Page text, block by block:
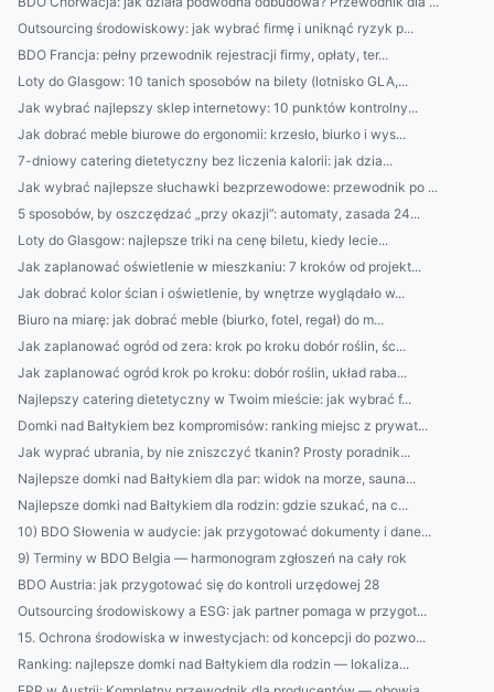
Outsourcing środowiskowy: jak wybrać firmę i uniknąć ryzyk p...
BDO Francja: pełny przewodnik rejestracji firmy, opłaty, ter...
Loty do Glasgow: 10 tanich sposobów na bilety (lotnisko GLA,...
Jak wybrać najlepszy sklep internetowy: 10 punktów kontrolny...
Jak dobrać meble biurowe do ergonomii: krzesło, biurko i wys...
7-dniowy catering dietetyczny bez liczenia kalorii: jak dzia...
Jak wybrać najlepsze słuchawki bezprzewodowe: przewodnik po ...
5 sposobów, by oszczędzać „przy okazji”: automaty, zasada 24...
Loty do Glasgow: najlepsze triki na cenę biletu, kiedy lecie...
Jak zaplanować oświetlenie w mieszkaniu: 7 kroków od projekt...
Jak dobrać kolor ścian i oświetlenie, by wnętrze wyglądało w...
Biuro na miarę: jak dobrać meble (biurko, fotel, regał) do m...
Jak zaplanować ogród od zera: krok po kroku dobór roślin, śc...
Jak zaplanować ogród krok po kroku: dobór roślin, układ raba...
Najlepszy catering dietetyczny w Twoim mieście: jak wybrać f...
Domki nad Bałtykiem bez kompromisów: ranking miejsc z prywat...
Jak wyprać ubrania, by nie zniszczyć tkanin? Prosty poradnik...
Najlepsze domki nad Bałtykiem dla par: widok na morze, sauna...
Najlepsze domki nad Bałtykiem dla rodzin: gdzie szukać, na c...
10) BDO Słowenia w audycie: jak przygotować dokumenty i dane...
9) Terminy w BDO Belgia — harmonogram zgłoszeń na cały rok
BDO Austria: jak przygotować się do kontroli urzędowej 28
Outsourcing środowiskowy a ESG: jak partner pomaga w przygot...
15. Ochrona środowiska w inwestycjach: od koncepcji do pozwo...
Ranking: najlepsze domki nad Bałtykiem dla rodzin — lokaliza...